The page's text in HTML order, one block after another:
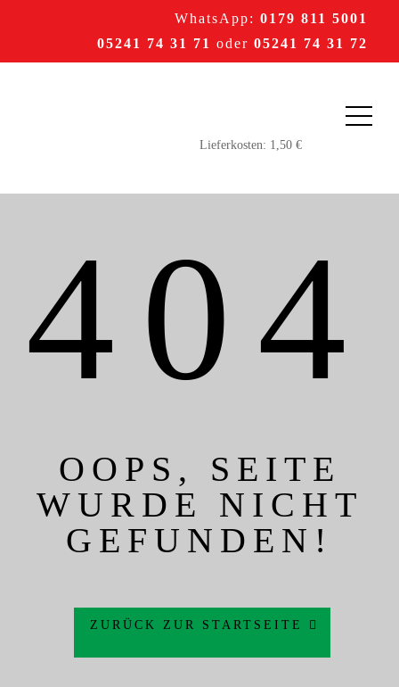
WhatsApp: 0179 811 5001
05241 74 31 71 oder 05241 74 31 72
404
OOPS, SEITE
WURDE NICHT
GEFUNDEN!
ZURÜCK ZUR STARTSEITE